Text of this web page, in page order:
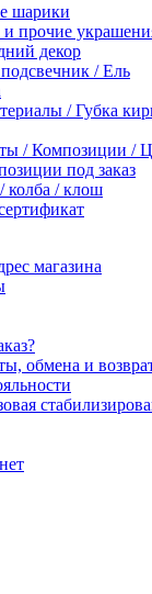
шарики
прочие
декор
/ Ель
/ Губка
/ Композиции /
под заказ
/ клош
магазина
обмена и